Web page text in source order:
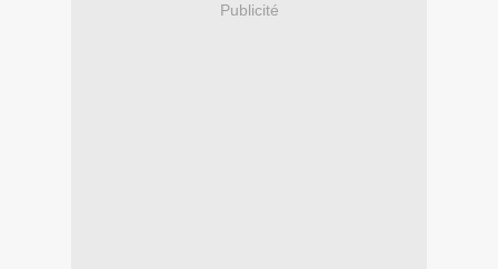
Publicité